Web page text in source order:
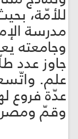
للأمّة،
مدرسة
وجامعته
جاوز عدد
علم.
عدّة فروع
وقمّ